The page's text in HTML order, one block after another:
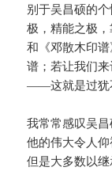
别于吴昌硕的
极，精能之极
和《邓散木印
谱；若让我们
——这就是过犹
我常常感叹吴
他的伟大令人
但是大多数以